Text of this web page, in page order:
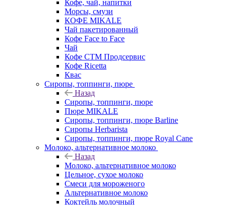
Кофе, чай, напитки
Морсы, смузи
КОФЕ MIKALE
Чай пакетированный
Кофе Face to Face
Чай
Кофе СТМ Продсервис
Кофе Ricetta
Квас
Сиропы, топпинги, пюре
Назад
Сиропы, топпинги, пюре
Пюре MIKALE
Сиропы, топпинги, пюре Barline
Сиропы Herbarista
Сиропы, топпинги, пюре Royal Cane
Молоко, альтернативное молоко
Назад
Молоко, альтернативное молоко
Цельное, сухое молоко
Смеси для мороженого
Альтернативное молоко
Коктейль молочный